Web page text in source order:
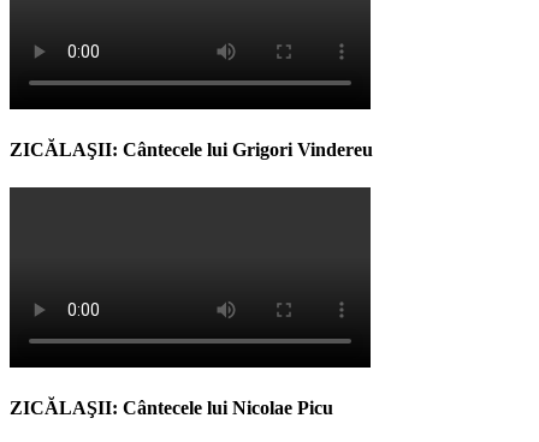
ZICĂLAŞII: Cântecele lui Grigori Vindereu
ZICĂLAŞII: Cântecele lui Nicolae Picu